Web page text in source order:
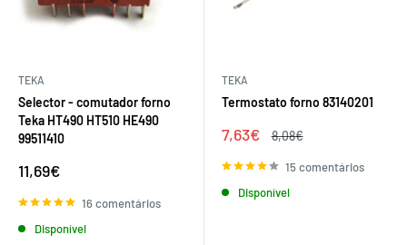
TEKA
Selector - comutador forno
Teka HT490 HT510 HE490
99511410
Preço
venda
11,69€
16 comentários
Disponível
TEKA
Termostato forno 83140201
Preço
venda
7,63€
Preço
8,08€
15 comentários
Disponível